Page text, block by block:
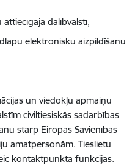
dalībvalstī,
elektronisku aizpildīšanu
un viedokļu apmaiņu
civiltiesiskās sadarbības
starp Eiropas Savienības
amatpersonām. Tieslietu
kontaktpunkta funkcijas.